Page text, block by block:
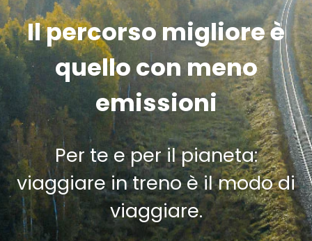
Il percorso migliore è
quello con meno
emissioni
Per te e per il pianeta:
viaggiare in treno è il modo di
viaggiare.